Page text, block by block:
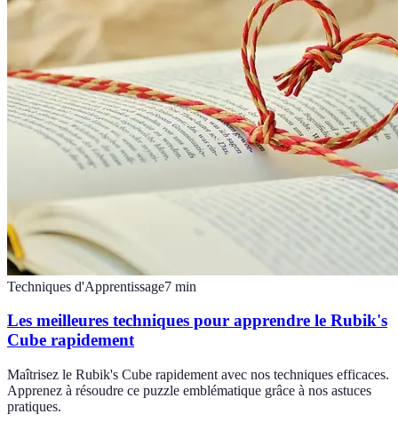
Techniques d'Apprentissage7 min
Les meilleures techniques pour apprendre le Rubik's
Cube rapidement
Maîtrisez le Rubik's Cube rapidement avec nos techniques efficaces.
Apprenez à résoudre ce puzzle emblématique grâce à nos astuces
pratiques.